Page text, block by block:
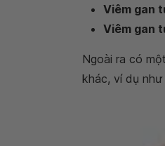
Viêm gan
Viêm gan
Ngoài ra có
khác, ví dụ như